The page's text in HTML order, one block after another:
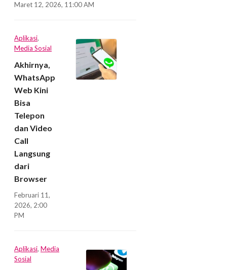
Maret 12, 2026, 11:00 AM
Aplikasi,
Media Sosial
Akhirnya,
WhatsApp
Web Kini
Bisa
Telepon
dan Video
Call
Langsung
dari
Browser
Februari 11,
2026, 2:00
PM
Aplikasi, Media
Sosial